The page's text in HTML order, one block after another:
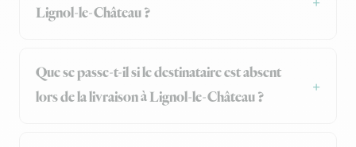
Lignol-le-Château ?
Que se passe-t-il si le destinataire est absent
lors de la livraison à Lignol-le-Château ?